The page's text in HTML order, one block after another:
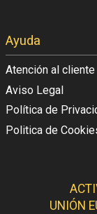
Ayuda
Atención al cliente
Aviso Legal
Política de
Politica de
UNIÓN